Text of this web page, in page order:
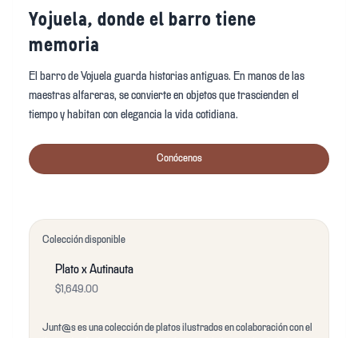
Yojuela, donde el barro tiene
memoria
El barro de Yojuela guarda historias antiguas. En manos de las
maestras alfareras, se convierte en objetos que trascienden el
tiempo y habitan con elegancia la vida cotidiana.
Conócenos
Colección disponible
Plato x Autinauta
$1,649.00
Junt@s es una colección de platos ilustrados en colaboración con el